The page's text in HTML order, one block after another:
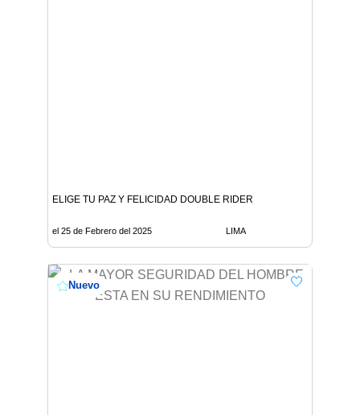
ELIGE TU PAZ Y FELICIDAD DOUBLE RIDER
el 25 de Febrero del 2025 LIMA
Nuevo